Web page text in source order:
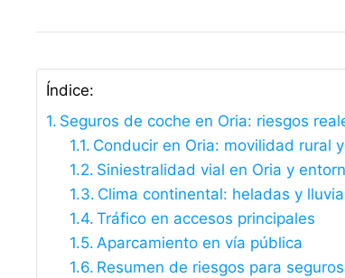
Índice:
Seguros de coche en Oria: riesgos
Conducir en Oria: movilidad rural
Siniestralidad vial en Oria y
Clima continental: heladas y
Tráfico en accesos principales
Aparcamiento en vía pública
Resumen de riesgos para